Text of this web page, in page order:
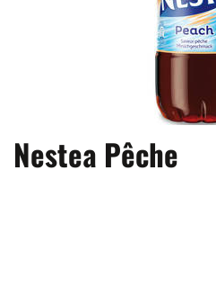
Nestea Pêche